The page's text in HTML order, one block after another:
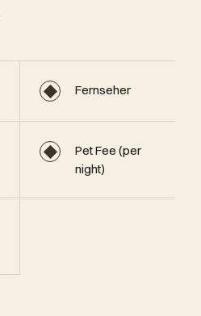
◆ Fernseher
◆
Pet Fee (per
night)